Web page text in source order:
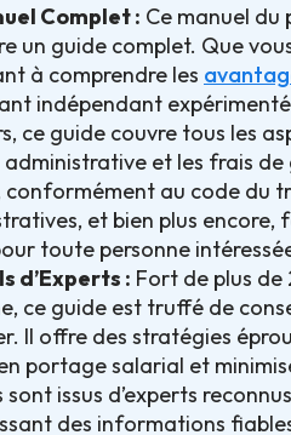
Complet : Ce manuel
un guide complet. Que
à comprendre les
indépendant
ce guide couvre tous les
et les frais de
conformément au code du
et bien plus encore,
toute personne
d’Experts : Fort de plus de
ce guide est truffé de
Il offre des stratégies
portage salarial et
sont issus d’experts
des informations